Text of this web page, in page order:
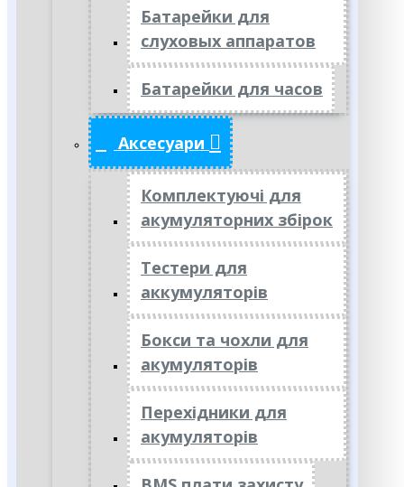
Батарейки для
слуховых аппаратов
Батарейки для часов
Аксесуари
Комплектуючі для
акумуляторних збірок
Тестери для
аккумуляторів
Бокси та чохли для
акумуляторів
Перехідники для
акумуляторів